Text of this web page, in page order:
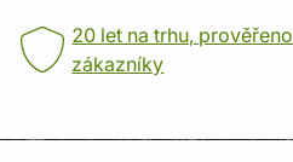
20 let na trhu, prověřeno
zákazníky